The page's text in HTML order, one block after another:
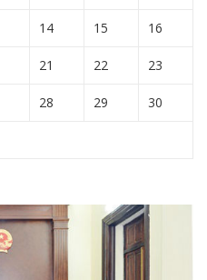
14 15 16
21 22 23
28 29 30